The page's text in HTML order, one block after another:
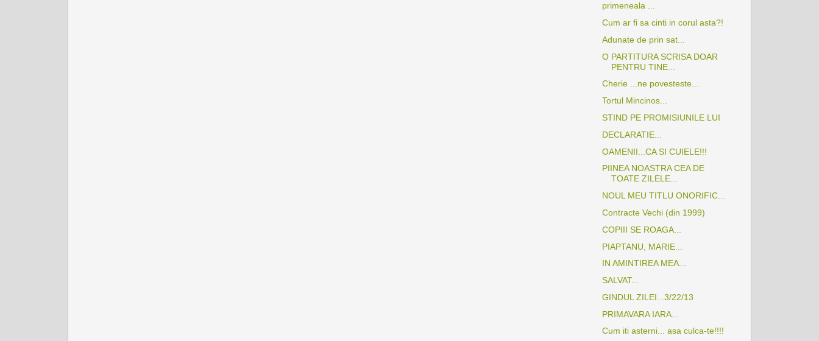
primeneala ...
Cum ar fi sa cinti in corul asta?!
Adunate de prin sat...
O PARTITURA SCRISA DOAR
PENTRU TINE...
Cherie ...ne povesteste...
Tortul Mincinos...
STIND PE PROMISIUNILE LUI
DECLARATIE...
OAMENII...CA SI CUIELE!!!
PIINEA NOASTRA CEA DE
TOATE ZILELE...
NOUL MEU TITLU ONORIFIC...
Contracte Vechi (din 1999)
COPIII SE ROAGA...
PIAPTANU, MARIE...
IN AMINTIREA MEA...
SALVAT...
GINDUL ZILEI...3/22/13
PRIMAVARA IARA...
Cum iti asterni... asa culca-te!!!!